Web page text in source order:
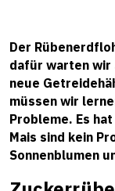
Der
dafür warten wir
neue
müssen wir
Probleme. Es
Mais sind kein
Sonnenblumen